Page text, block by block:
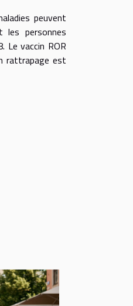
peuvent
les personnes
Le vaccin ROR
rattrapage est